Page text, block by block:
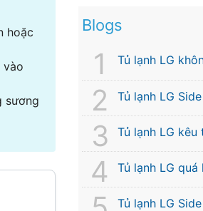
hoặc
vào
sương
Blogs
Tủ lạnh LG
Tủ lạnh LG
Tủ lạnh LG kêu
Tủ lạnh LG
Tủ lạnh LG